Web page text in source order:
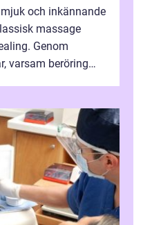
och inkännande
massage
Genom
varsam beröring